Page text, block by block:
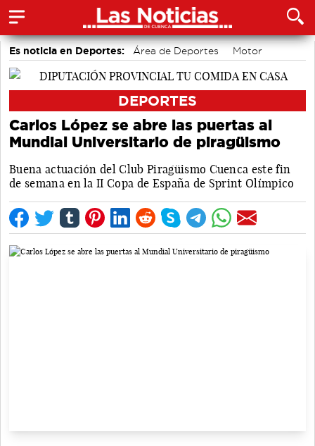
Es noticia en Deportes: Área de Deportes
Motor
Bádminton
DEPORTES
Carlos López se abre las puertas al
Mundial Universitario de piragüismo
Buena actuación del Club Piragüismo Cuenca este fin
de semana en la II Copa de España de Sprint Olímpico